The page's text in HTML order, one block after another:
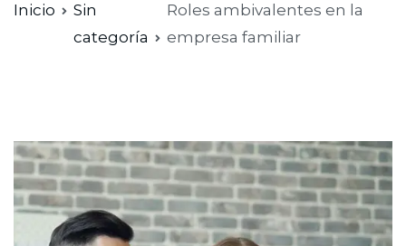
Inicio
Sin
categoría
Roles ambivalentes en la
empresa familiar